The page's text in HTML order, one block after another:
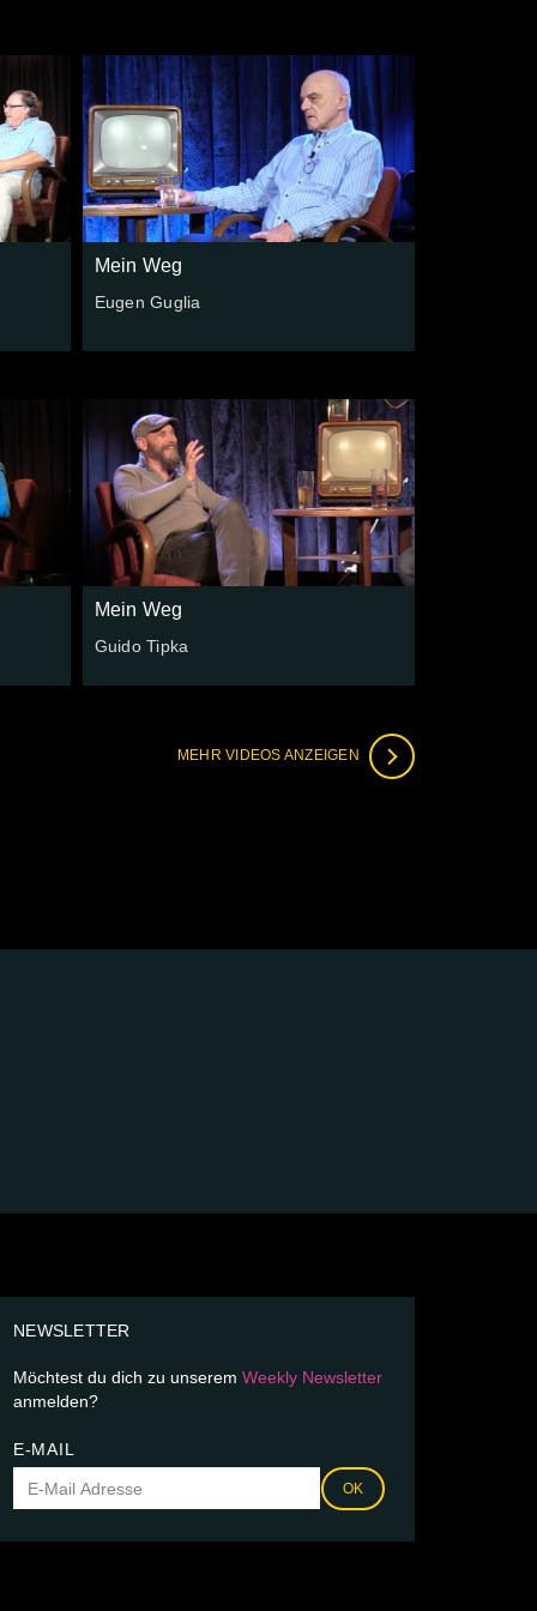
Mein Weg
Eugen Guglia
Mein Weg
Guido Tipka
MEHR VIDEOS ANZEIGEN
NEWSLETTER
Möchtest du dich zu unserem Weekly Newsletter
anmelden?
E-MAIL
OK